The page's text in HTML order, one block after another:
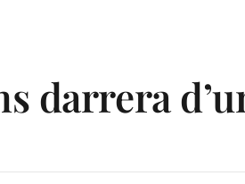
darrera